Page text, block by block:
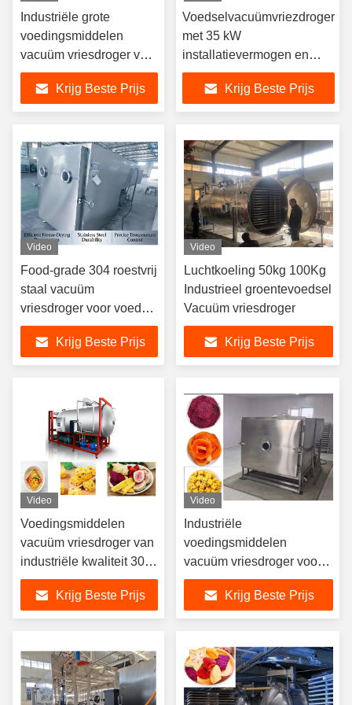
Industriële grote
voedingsmiddelen
vacuüm vriesdroger voor
nauwkeurig vriesdrogen
Krijg Beste Prijs
Voedselvacuümvriezdroger
met 35 kW
installatievermogen en
Baosi of vacuümpomp voor
industriële toepassingen
Krijg Beste Prijs
Video
Food-grade 304 roestvrij
staal vacuüm
vriesdroger voor voedsel
met een vacuümgraad
≤10Pa en een
kamermaten van 1350
ontworpen voor de
voedingsindustrie
Krijg Beste Prijs
Video
Luchtkoeling 50kg 100Kg
Industrieel groentevoedsel
Vacuüm vriesdroger
Krijg Beste Prijs
Video
Voedingsmiddelen
vacuüm vriesdroger van
industriële kwaliteit 300
kg/partij
Krijg Beste Prijs
Video
Industriële
voedingsmiddelen
vacuüm vriesdroger voor
snel en nauwkeurig
drogen
Krijg Beste Prijs